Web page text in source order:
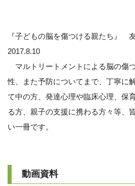
『子どもの脳を傷つける親たち
2017.8.10
マルトリートメントによる脳の傷
性、また予防についてまで、丁寧に
て中の方、発達心理や臨床心理、保
る方、親子の支援に携わる方々等、
い一冊です。
動画資料